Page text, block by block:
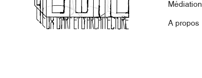
Médiation
A propos